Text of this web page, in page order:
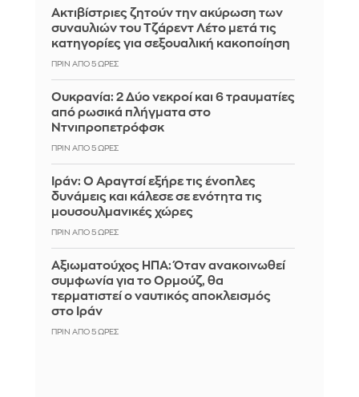
Ακτιβίστριες ζητούν την ακύρωση των
συναυλιών του Τζάρεντ Λέτο μετά τις
κατηγορίες για σεξουαλική κακοποίηση
ΠΡΙΝ ΑΠΌ 5 ΏΡΕΣ
Ουκρανία: 2 Δύο νεκροί και 6 τραυματίες
από ρωσικά πλήγματα στο
Ντνιπροπετρόφσκ
ΠΡΙΝ ΑΠΌ 5 ΏΡΕΣ
Ιράν: Ο Αραγτσί εξήρε τις ένοπλες
δυνάμεις και κάλεσε σε ενότητα τις
μουσουλμανικές χώρες
ΠΡΙΝ ΑΠΌ 5 ΏΡΕΣ
Αξιωματούχος ΗΠΑ: Όταν ανακοινωθεί
συμφωνία για το Ορμούζ, θα
τερματιστεί ο ναυτικός αποκλεισμός
στο Ιράν
ΠΡΙΝ ΑΠΌ 5 ΏΡΕΣ